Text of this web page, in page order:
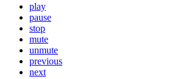
play
pause
stop
mute
unmute
previous
next